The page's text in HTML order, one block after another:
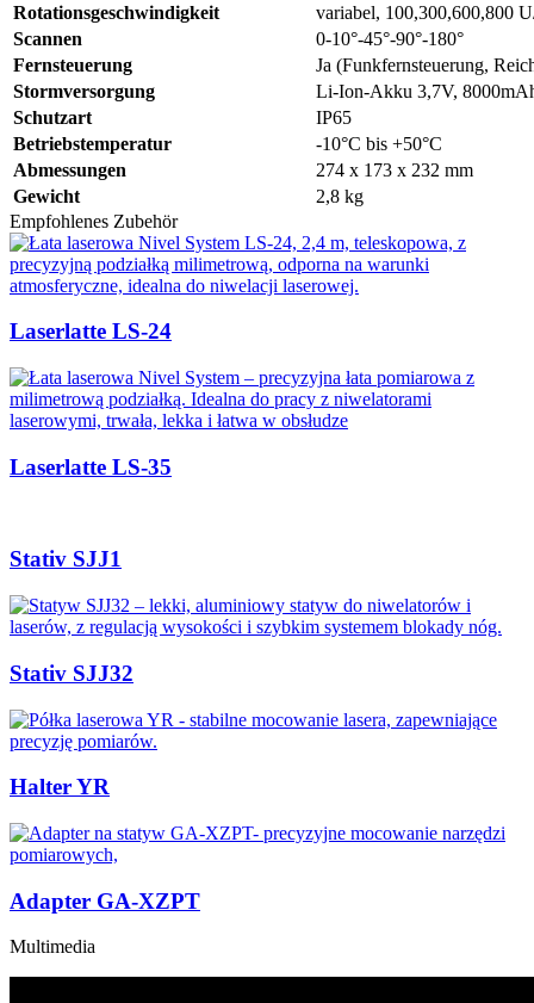
Rotationsgeschwindigkeit
variabel, 100,300,600,800
Scannen
0-10°-45°-90°-180°
Fernsteuerung
Ja (Funkfernsteuerung,
Stormversorgung
Li-Ion-Akku 3,7V,
Schutzart
IP65
Betriebstemperatur
-10°C bis +50°C
Abmessungen
274 x 173 x 232 mm
Gewicht
2,8 kg
Empfohlenes Zubehör
Laserlatte LS-24
Laserlatte LS-35
Stativ SJJ1
Stativ SJJ32
Halter YR
Adapter GA-XZPT
Multimedia